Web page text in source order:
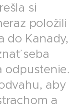
si
položili
do Kanady,
seba
odpustenie.
aby
a